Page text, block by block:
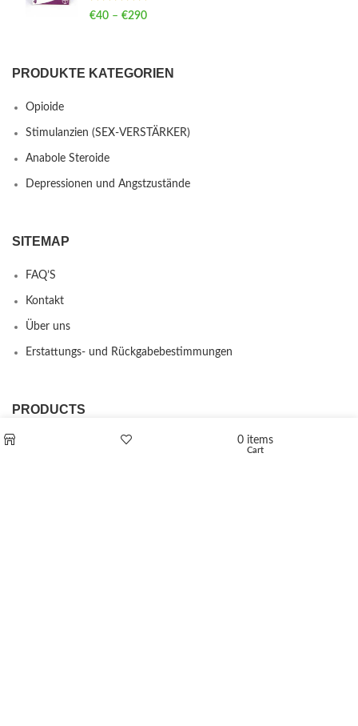
€40 – €290
PRODUKTE KATEGORIEN
Opioide
Stimulanzien (SEX-VERSTÄRKER)
Anabole Steroide
Depressionen und Angstzustände
SITEMAP
FAQ’S
Kontakt
Über uns
Erstattungs- und Rückgabebestimmungen
PRODUCTS
L-Polaflux® 5 mg/ml 0 items
Cart